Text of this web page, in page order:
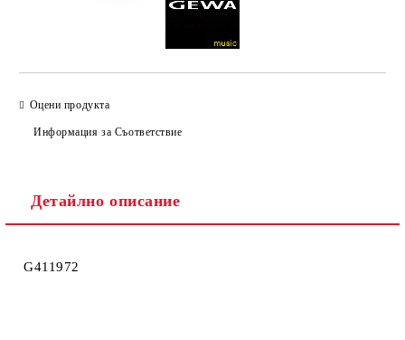
Оцени продукта
Информация за Съответствие
Детайлно описание
G411972